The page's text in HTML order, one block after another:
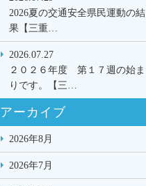
2026夏の交通安全県民運動の結
果【三重…
2026.07.27
２０２６年度 第１７週の始ま
りです。【三…
アーカイブ
2026年8月
2026年7月